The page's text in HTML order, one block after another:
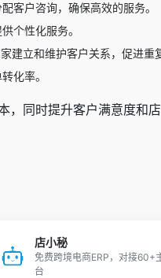
客户咨询，确保高效的服务。
个性化服务。
建立和维护客户关系，促进重
化率。
，同时提升客户满意度和
店小秘
免费跨境电商ERP，对接60+
台